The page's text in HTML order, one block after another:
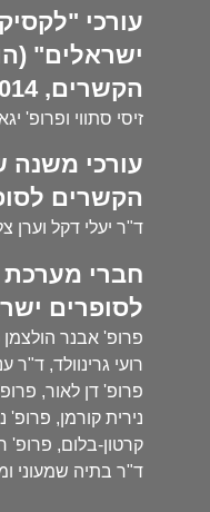
עורכי
ישראלים"
הקשרים, 2014):
זיסי סתווי ופרופ'
עורכי משנה
הקשרים
ד"ר יעלי דקל וערן
חברי מערכת
לסופרים
פרופ' אבנר הולצמן
רועי גרינוולד, ד"ר
פרופ' דן לאור,
נירית קורמן, פרופ'
קרטון-בלום,
ד"ר בתיה שמעוני